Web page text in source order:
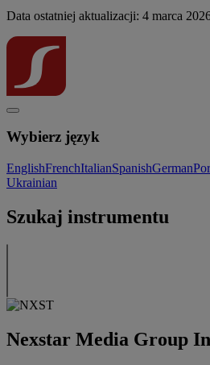
Data ostatniej aktualizacji: 4 marca
Wybierz język
EnglishFrenchItalianSpanishGerman
Ukrainian
Szukaj instrumentu
Nexstar Media Group